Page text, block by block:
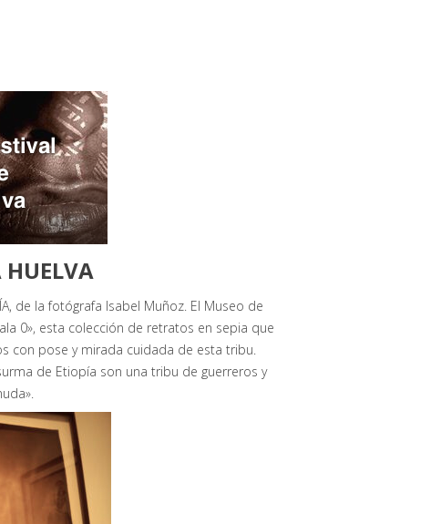
HUELVA
de la fotógrafa Isabel Muñoz. El Museo de
0», esta colección de retratos en sepia que
con pose y mirada cuidada de esta tribu.
de Etiopía son una tribu de guerreros y